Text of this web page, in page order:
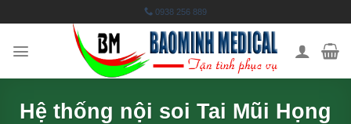
to
content
0938 256 889
Hệ thống nội soi Tai Mũi Họng